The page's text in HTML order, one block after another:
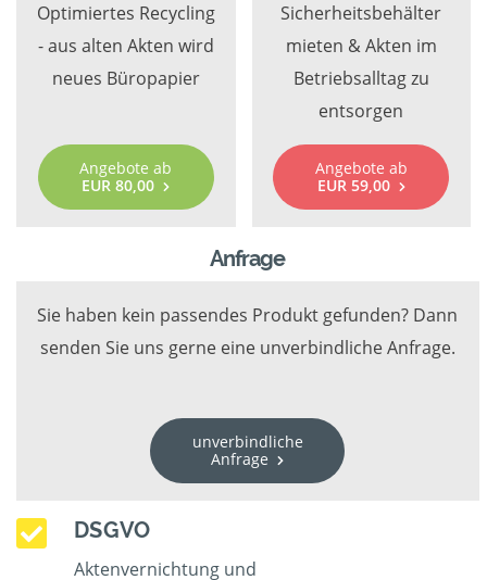
Optimiertes Recycling
- aus alten Akten wird
neues Büropapier
Angebote ab
EUR 80,00
Sicherheitsbehälter
mieten & Akten im
Betriebsalltag zu
entsorgen
Angebote ab
EUR 59,00
Anfrage
Sie haben kein passendes Produkt gefunden? Dann
senden Sie uns gerne eine unverbindliche Anfrage.
unverbindliche
Anfrage
DSGVO
Aktenvernichtung und